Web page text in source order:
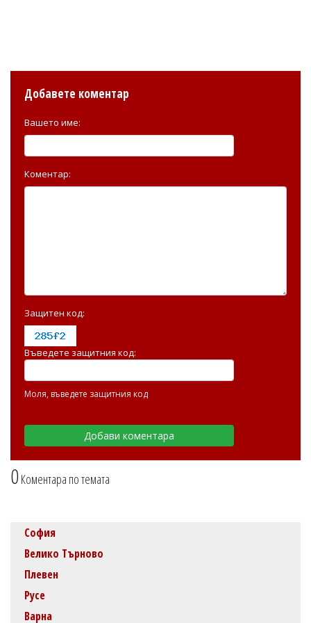
0Коментара по темата
Добавете коментар
Вашето име:
Коментар:
Защитен код:
Въведете защитния код:
Моля, въведете защитния код
София
Велико Търново
Плевен
Русе
Варна